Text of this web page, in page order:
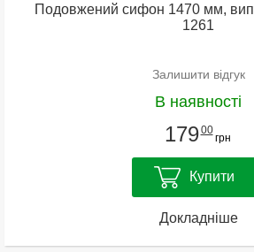
Подовжений сифон 1470 мм,
1261
Залишити відгук
В наявності
17900
грн
Купити
Докладніше